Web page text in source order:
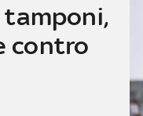
tamponi,
contro